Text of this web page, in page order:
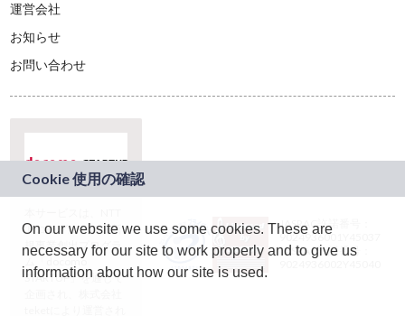
運営会社
お知らせ
お問い合わせ
ドコモグループの新
規事業創出プログラ
ム「docomo
STARTUP」を通じて
JASRAC許諾番号：
9024936001Y45037
JASRAC許諾番号：
On our website we use some cookies. These are
necessary for our site to work properly and to give us
information about how our site is used.